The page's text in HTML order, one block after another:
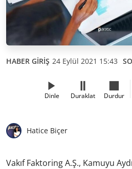
HABER GİRİŞ 24 Eylül 2021 15:43
Dinle Duraklat Durdur
Hatice Biçer
Vakıf Faktoring A.Ş., Kamuyu